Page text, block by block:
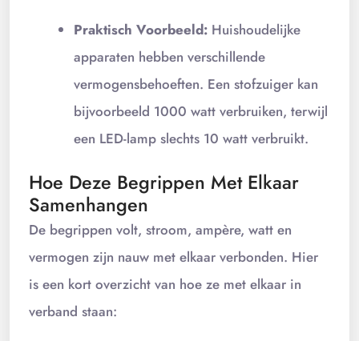
Praktisch Voorbeeld: Huishoudelijke
apparaten hebben verschillende
vermogensbehoeften. Een stofzuiger kan
bijvoorbeeld 1000 watt verbruiken, terwijl
een LED-lamp slechts 10 watt verbruikt.
Hoe Deze Begrippen Met Elkaar
Samenhangen
De begrippen volt, stroom, ampère, watt en
vermogen zijn nauw met elkaar verbonden. Hier
is een kort overzicht van hoe ze met elkaar in
verband staan: